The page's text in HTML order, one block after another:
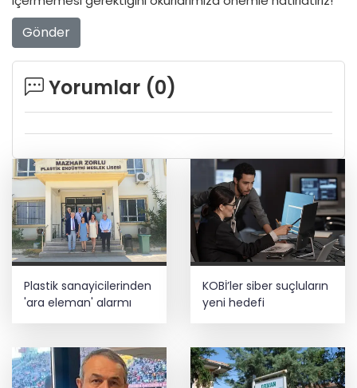
Gönder
Yorumlar (0)
Plastik sanayicilerinden
'ara eleman' alarmı
KOBİ’ler siber suçluların
yeni hedefi